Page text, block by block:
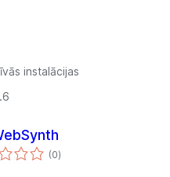
instalācijas
(0vērtējumu
kopsumma
)